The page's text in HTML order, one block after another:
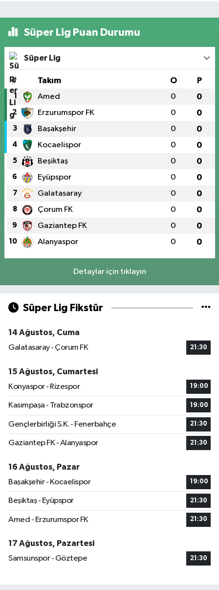
Süper Lig Puan Durumu
Süper Lig
# Takım O P
1 Amed 0 0
2 Erzurumspor FK 0 0
3 Başakşehir 0 0
4 Kocaelispor 0 0
5 Beşiktaş 0 0
6 Eyüpspor 0 0
7 Galatasaray 0 0
8 Çorum FK 0 0
9 Gaziantep FK 0 0
10 Alanyaspor 0 0
Detaylar için tıklayın
Süper Lig Fikstür
14 Ağustos, Cuma
Galatasaray - Çorum FK
21:30
15 Ağustos, Cumartesi
Konyaspor - Rizespor
19:00
Kasımpaşa - Trabzonspor 19:00
Gençlerbirliği S.K. - Fenerbahçe 21:30
Gaziantep FK - Alanyaspor 21:30
16 Ağustos, Pazar
Başakşehir - Kocaelispor
19:00
Beşiktaş - Eyüpspor 21:30
Amed - Erzurumspor FK 21:30
17 Ağustos, Pazartesi
Samsunspor - Göztepe
21:30